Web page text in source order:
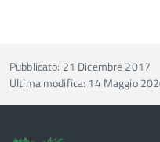
Pubblicato: 21 Dicembre 2017
Ultima modifica: 14 Maggio